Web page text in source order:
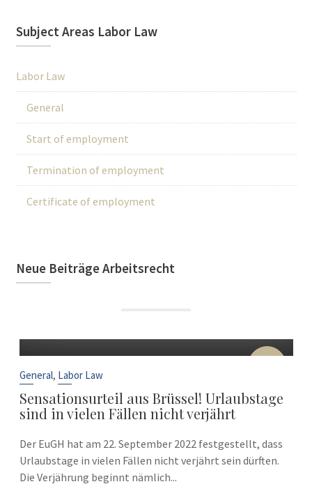
Subject Areas Labor Law
Labor Law
General
Start of employment
Termination of employment
Certificate of employment
Neue Beiträge Arbeitsrecht
22
General, Labor Law
Sensationsurteil aus Brüssel! Urlaubstage
sind in vielen Fällen nicht verjährt
Der EuGH hat am 22. September 2022 festgestellt, dass
Urlaubstage in vielen Fällen nicht verjährt sein dürften.
Die Verjährung beginnt nämlich...